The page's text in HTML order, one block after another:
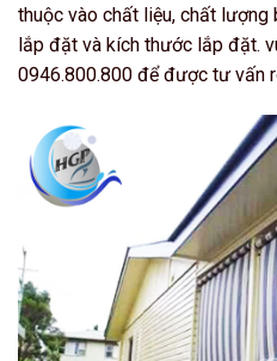
thuộc vào chất liệu, chất
lắp đặt và kích thước lắp đặt.
0946.800.800 để được tư vấn